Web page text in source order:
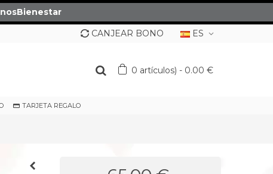
ES
CANJEAR BONO
0 artículos) - 0.00 €
TARJETA REGALO